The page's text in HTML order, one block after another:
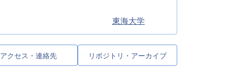
東海大学
アクセス・連絡先 リポジトリ・アーカイブ